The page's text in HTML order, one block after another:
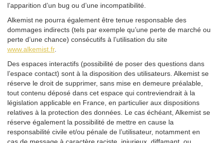
l’apparition d’un bug ou d’une incompatibilité.
Alkemist ne pourra également être tenue responsable des
dommages indirects (tels par exemple qu’une perte de marché ou
perte d’une chance) consécutifs à l’utilisation du site
www.alkemist.fr.
Des espaces interactifs (possibilité de poser des questions dans
l’espace contact) sont à la disposition des utilisateurs. Alkemist se
réserve le droit de supprimer, sans mise en demeure préalable,
tout contenu déposé dans cet espace qui contreviendrait à la
législation applicable en France, en particulier aux dispositions
relatives à la protection des données. Le cas échéant, Alkemist se
réserve également la possibilité de mettre en cause la
responsabilité civile et/ou pénale de l’utilisateur, notamment en